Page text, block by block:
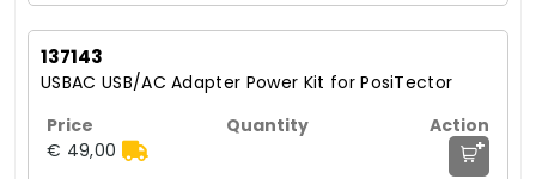
137143
USBAC USB/AC Adapter Power Kit for PosiTector
€ 49,00 +